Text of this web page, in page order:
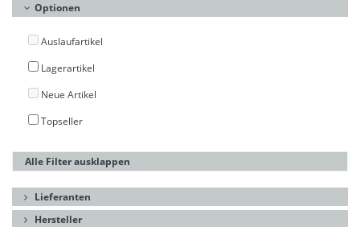
Optionen
Auslaufartikel
Lagerartikel
Neue Artikel
Topseller
Alle Filter ausklappen
Lieferanten
Hersteller